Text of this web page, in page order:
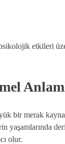
psikolojik etkileri
bir merak
yaşamlarında
olur.